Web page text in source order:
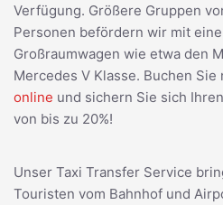
Verfügung. Größere Gruppen
Personen befördern wir mit
Großraumwagen wie etwa den
Mercedes V Klasse. Buchen
online und sichern Sie sich
von bis zu 20%!
Unser Taxi Transfer Service
Touristen vom Bahnhof und